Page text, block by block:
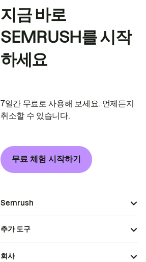
지금 바로
SEMRUSH를 시작
하세요
7일간 무료로 사용해 보세요. 언제든지
취소할 수 있습니다.
무료 체험 시작하기
Semrush
추가 도구
회사